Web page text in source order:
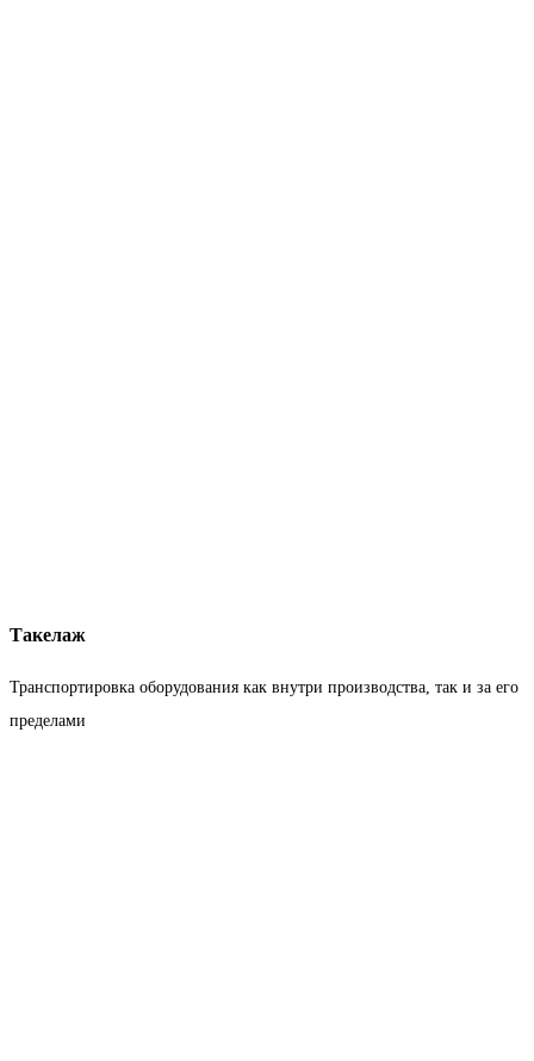
Такелаж
Транспортировка оборудования как внутри производства, так и за его
пределами